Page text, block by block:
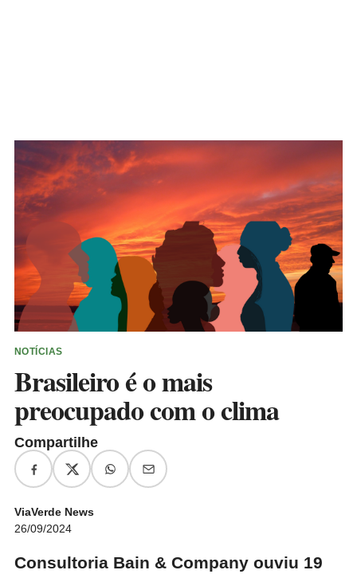
NOTÍCIAS
Brasileiro é o mais
preocupado com o clima
Compartilhe
ViaVerde News
26/09/2024
Consultoria Bain & Company ouviu 19